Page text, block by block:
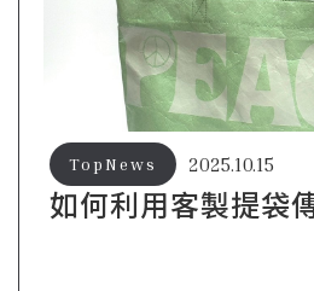
如何利用客製提袋
2025.10.15
TopNews